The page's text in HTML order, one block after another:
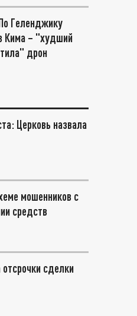
Геленджику
Кима – "худший
дрон
Церковь назвала
мошенников с
средств
сделки